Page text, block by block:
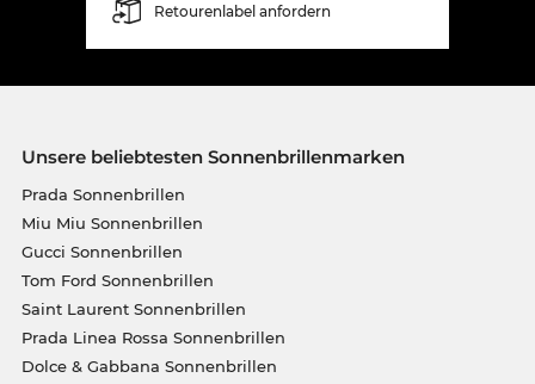
Retourenlabel anfordern
Unsere beliebtesten Sonnenbrillenmarken
Prada Sonnenbrillen
Miu Miu Sonnenbrillen
Gucci Sonnenbrillen
Tom Ford Sonnenbrillen
Saint Laurent Sonnenbrillen
Prada Linea Rossa Sonnenbrillen
Dolce & Gabbana Sonnenbrillen